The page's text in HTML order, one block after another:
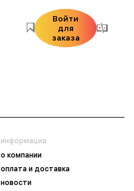
Войти
для
заказа
информация
о компании
оплата и доставка
новости